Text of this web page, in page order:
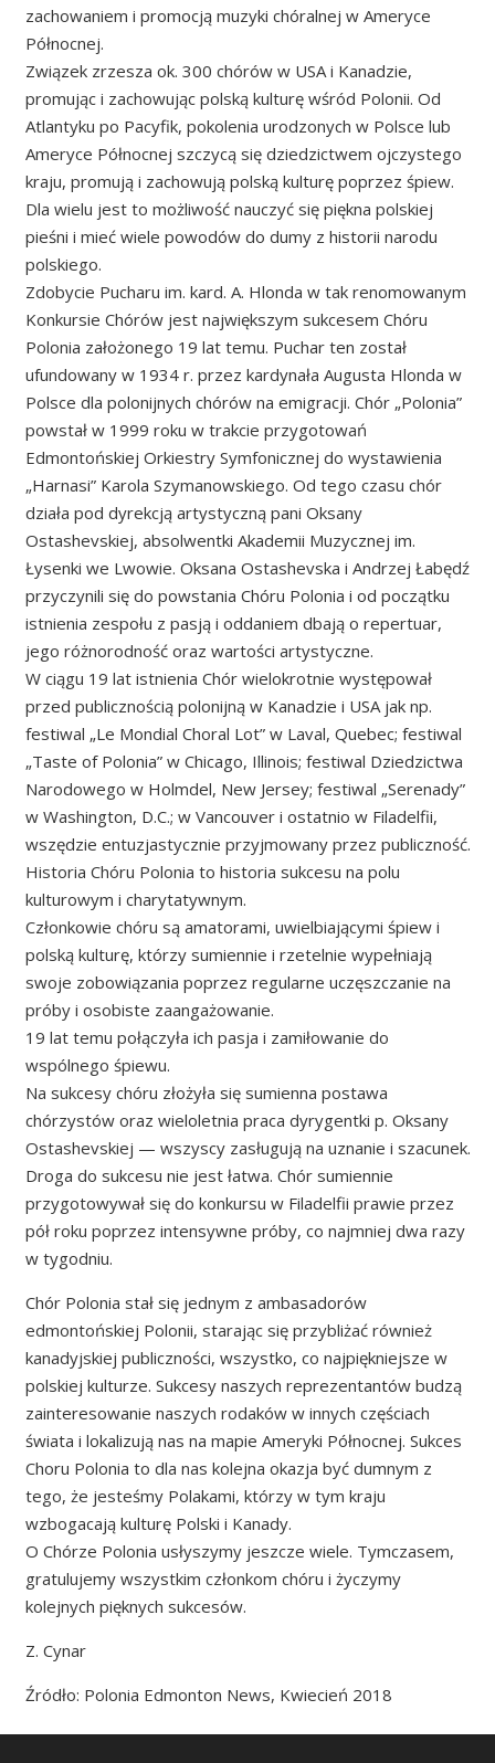
zachowaniem i promocją muzyki chóralnej w Ameryce
Północnej.
Związek zrzesza ok. 300 chórów w USA i Kanadzie,
promując i zachowując polską kulturę wśród Polonii. Od
Atlantyku po Pacyfik, pokolenia urodzonych w Polsce lub
Ameryce Północnej szczycą się dziedzictwem ojczystego
kraju, promują i zachowują polską kulturę poprzez śpiew.
Dla wielu jest to możliwość nauczyć się piękna polskiej
pieśni i mieć wiele powodów do dumy z historii narodu
polskiego.
Zdobycie Pucharu im. kard. A. Hlonda w tak renomowanym
Konkursie Chórów jest największym sukcesem Chóru
Polonia założonego 19 lat temu. Puchar ten został
ufundowany w 1934 r. przez kardynała Augusta Hlonda w
Polsce dla polonijnych chórów na emigracji. Chór „Polonia”
powstał w 1999 roku w trakcie przygotowań
Edmontońskiej Orkiestry Symfonicznej do wystawienia
„Harnasi” Karola Szymanowskiego. Od tego czasu chór
działa pod dyrekcją artystyczną pani Oksany
Ostashevskiej, absolwentki Akademii Muzycznej im.
Łysenki we Lwowie. Oksana Ostashevska i Andrzej Łabędź
przyczynili się do powstania Chóru Polonia i od początku
istnienia zespołu z pasją i oddaniem dbają o repertuar,
jego różnorodność oraz wartości artystyczne.
W ciągu 19 lat istnienia Chór wielokrotnie występował
przed publicznością polonijną w Kanadzie i USA jak np.
festiwal „Le Mondial Choral Lot” w Laval, Quebec; festiwal
„Taste of Polonia” w Chicago, Illinois; festiwal Dziedzictwa
Narodowego w Holmdel, New Jersey; festiwal „Serenady”
w Washington, D.C.; w Vancouver i ostatnio w Filadelfii,
wszędzie entuzjastycznie przyjmowany przez publiczność.
Historia Chóru Polonia to historia sukcesu na polu
kulturowym i charytatywnym.
Członkowie chóru są amatorami, uwielbiającymi śpiew i
polską kulturę, którzy sumiennie i rzetelnie wypełniają
swoje zobowiązania poprzez regularne uczęszczanie na
próby i osobiste zaangażowanie.
19 lat temu połączyła ich pasja i zamiłowanie do
wspólnego śpiewu.
Na sukcesy chóru złożyła się sumienna postawa
chórzystów oraz wieloletnia praca dyrygentki p. Oksany
Ostashevskiej — wszyscy zasługują na uznanie i szacunek.
Droga do sukcesu nie jest łatwa. Chór sumiennie
przygotowywał się do konkursu w Filadelfii prawie przez
pół roku poprzez intensywne próby, co najmniej dwa razy
w tygodniu.
Chór Polonia stał się jednym z ambasadorów
edmontońskiej Polonii, starając się przybliżać również
kanadyjskiej publiczności, wszystko, co najpiękniejsze w
polskiej kulturze. Sukcesy naszych reprezentantów budzą
zainteresowanie naszych rodaków w innych częściach
świata i lokalizują nas na mapie Ameryki Północnej. Sukces
Choru Polonia to dla nas kolejna okazja być dumnym z
tego, że jesteśmy Polakami, którzy w tym kraju
wzbogacają kulturę Polski i Kanady.
O Chórze Polonia usłyszymy jeszcze wiele. Tymczasem,
gratulujemy wszystkim członkom chóru i życzymy
kolejnych pięknych sukcesów.
Z. Cynar
Źródło: Polonia Edmonton News, Kwiecień 2018